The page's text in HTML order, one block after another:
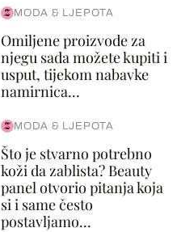
MODA & LJEPOTA
Omiljene proizvode za
njegu sada možete kupiti i
usput, tijekom nabavke
namirnica...
MODA & LJEPOTA
Što je stvarno potrebno
koži da zablista? Beauty
panel otvorio pitanja koja
si i same često
postavljamo...